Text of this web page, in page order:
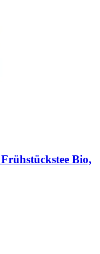
Frühstückstee Bio,